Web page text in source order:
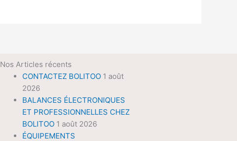
Nos Articles récents
CONTACTEZ BOLITOO 1 août
2026
BALANCES ÉLECTRONIQUES
ET PROFESSIONNELLES CHEZ
BOLITOO 1 août 2026
ÉQUIPEMENTS